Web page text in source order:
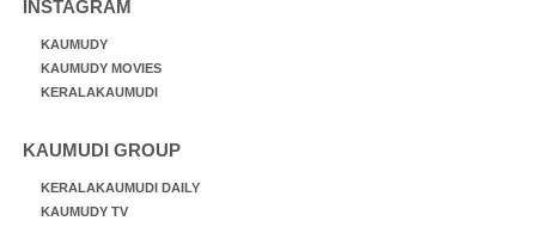
INSTAGRAM
KAUMUDY
KAUMUDY MOVIES
KERALAKAUMUDI
KAUMUDI GROUP
KERALAKAUMUDI DAILY
KAUMUDY TV